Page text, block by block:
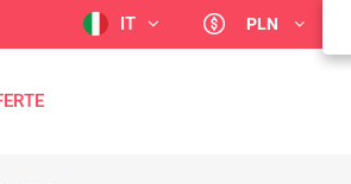
IT PLN